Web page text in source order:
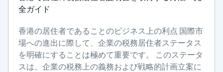
全ガイド
香港の居住者であることのビジネス上の利点 国際市
場への進出に際して、企業の税務居住者ステータス
を明確にすることは極めて重要です。 このステータ
スは、企業の税務上の義務および戦略的計画立案に